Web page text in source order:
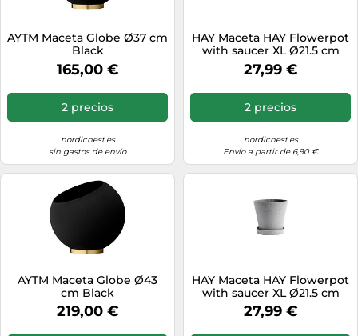
AYTM Maceta Globe Ø37 cm
Black
165,00 €
2 precios
nordicnest.es
sin gastos de envío
HAY Maceta HAY Flowerpot
with saucer XL Ø21.5 cm
negro
27,99 €
2 precios
nordicnest.es
Envío a partir de 6,90 €
AYTM Maceta Globe Ø43
cm Black
219,00 €
HAY Maceta HAY Flowerpot
with saucer XL Ø21.5 cm
gris
27,99 €